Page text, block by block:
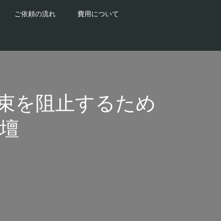
ご依頼の流れ 費用について
を阻止するため